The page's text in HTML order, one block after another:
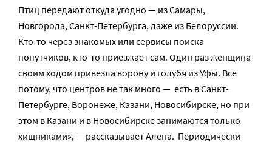
Птиц передают откуда угодно — из Самары,
Новгорода, Санкт-Петербурга, даже из Белоруссии.
Кто-то через знакомых или сервисы поиска
попутчиков, кто-то приезжает сам. Один раз женщина
своим ходом привезла ворону и голубя из Уфы. Все
потому, что центров не так много — есть в Санкт-
Петербурге, Воронеже, Казани, Новосибирске, но при
этом в Казани и в Новосибирске занимаются только
хищниками», — рассказывает Алена. Периодически